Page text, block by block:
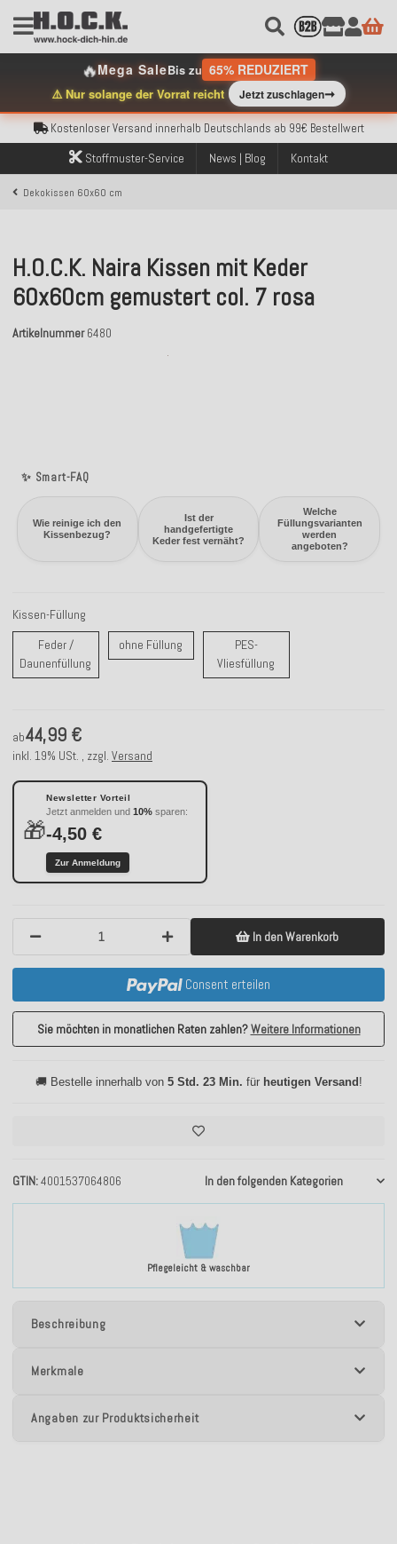
🔥Mega SaleBis zu 65% REDUZIERT
⚠️ Nur solange der Vorrat reicht Jetzt zuschlagen➞
Kostenloser Versand innerhalb Deutschlands ab 99€ Bestellwert
Über 120.000 erfolgreich versendete Bestellungen
Sicher bezahlen mit Klarna, PayPal & Amazon Pay
Kostenloser Versand innerhalb Deutschlands ab 99€ Bestellwert
Über 120.000 erfolgreich versendete Bestellungen
Sicher bezahlen mit Klarna, PayPal & Amazon Pay
Kostenloser Versand innerhalb Deutschlands ab 99€ Bestellwert
Stoffmuster-Service News | Blog Kontakt
Dekokissen 60x60 cm
✨ Smart-FAQ
Wie reinige ich den
Kissenbezug?
Ist der
handgefertigte
Keder fest vernäht?
Welche
Füllungsvarianten
werden
angeboten?
H.O.C.K. Naira Kissen mit Keder
60x60cm gemustert col. 7 rosa
Artikelnummer 6480
Pflegeleicht & waschbar
GTIN 4001537064806 In den folgenden Kategorien
Kissen-Füllung
Feder /
Daunenfüllung Feder / Daunenfüllung
ohne Füllung ohne FüllungPES-
Vliesfüllung
ab44,99 €
inkl. 19% USt. , zzgl. Versand
🎁
Newsletter Vorteil
Jetzt anmelden und 10% sparen:
-4,50 €
Zur Anmeldung
In den Warenkorb
Consent erteilen
Sie möchten in monatlichen Raten zahlen?Weitere Informationen
🚚 Bestelle innerhalb von 5 Std. 23 Min. für heutigen Versand !
Beschreibung
Merkmale
Angaben zur Produktsicherheit